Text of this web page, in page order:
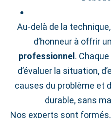
Au-delà de la
d’honneur à offrir un
professionnel.
d’évaluer la situation,
causes du problème et
durable, sans
Nos experts sont